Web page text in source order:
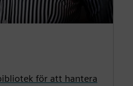
för att hantera